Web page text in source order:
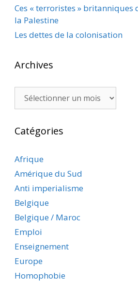
Ces « terroristes » britanniques
la Palestine
Les dettes de la colonisation
Archives
Archives
Catégories
Afrique
Amérique du Sud
Anti imperialisme
Belgique
Belgique / Maroc
Emploi
Enseignement
Europe
Homophobie